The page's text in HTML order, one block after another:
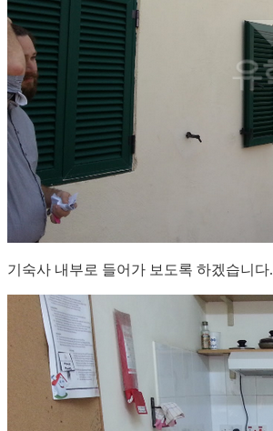
기숙사 내부로 들어가 보도록 하겠습니다.